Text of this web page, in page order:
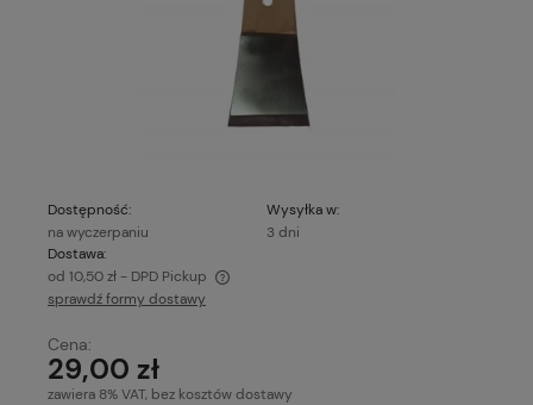
Dostępność:
na wyczerpaniu
Wysyłka w:
3 dni
Dostawa:
od 10,50 zł - DPD Pickup
Cena nie zawiera ewentualnych kosztów płatności
sprawdź formy dostawy
Cena:
29,00 zł
zawiera 8% VAT, bez kosztów dostawy